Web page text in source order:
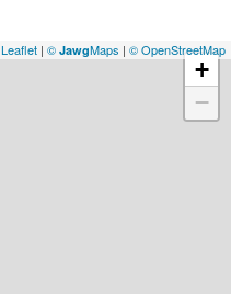
+
−
Leaflet | © JawgMaps | © OpenStreetMap